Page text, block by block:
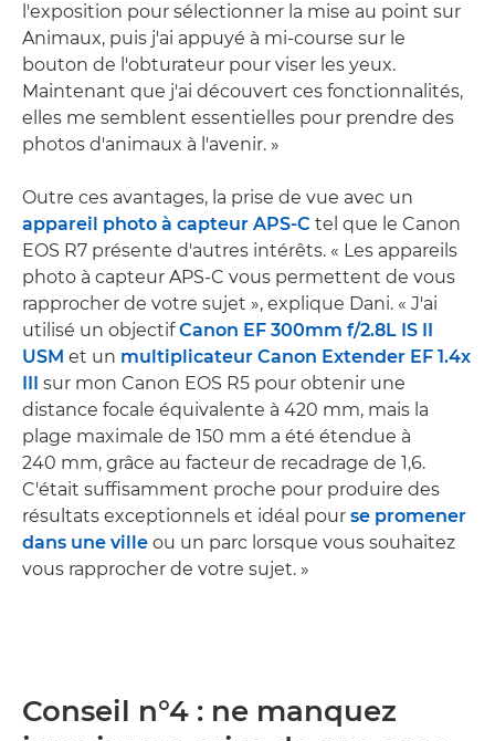
l'exposition pour sélectionner la mise au point sur
Animaux, puis j'ai appuyé à mi-course sur le
bouton de l'obturateur pour viser les yeux.
Maintenant que j'ai découvert ces fonctionnalités,
elles me semblent essentielles pour prendre des
photos d'animaux à l'avenir. »
Outre ces avantages, la prise de vue avec un
appareil photo à capteur APS-C tel que le Canon
EOS R7 présente d'autres intérêts. « Les appareils
photo à capteur APS-C vous permettent de vous
rapprocher de votre sujet », explique Dani. « J'ai
utilisé un objectifCanon EF 300mm f/2.8L IS II
USM et un multiplicateur Canon Extender EF 1.4x
sur mon Canon EOS R5 pour obtenir une
distance focale équivalente à 420 mm, mais la
plage maximale de 150 mm a été étendue à
240 mm, grâce au facteur de recadrage de 1,6.
C'était suffisamment proche pour produire des
résultats exceptionnels et idéal pour se promener
dans une ville ou un parc lorsque vous souhaitez
vous rapprocher de votre sujet. »
Conseil n°4 : ne manquez